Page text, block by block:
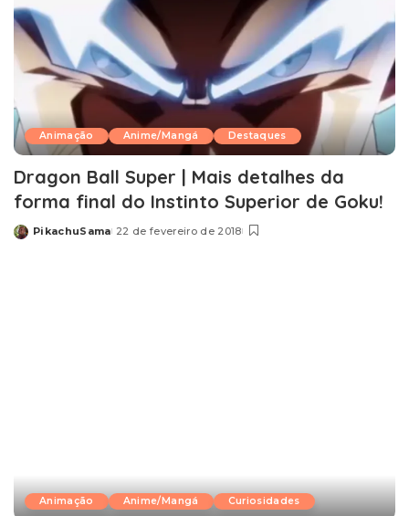
Animação Anime/Mangá Destaques
Dragon Ball Super | Mais detalhes da
forma final do Instinto Superior de Goku!
Posted
PikachuSama 22 de fevereiro de 2018
Animação Anime/Mangá Curiosidades